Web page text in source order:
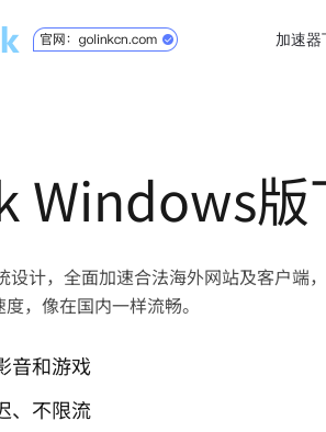
加速器
Windows版
设计，全面加速合法海外网站及客户端
，像在国内一样流畅。
音和游戏
、不限流